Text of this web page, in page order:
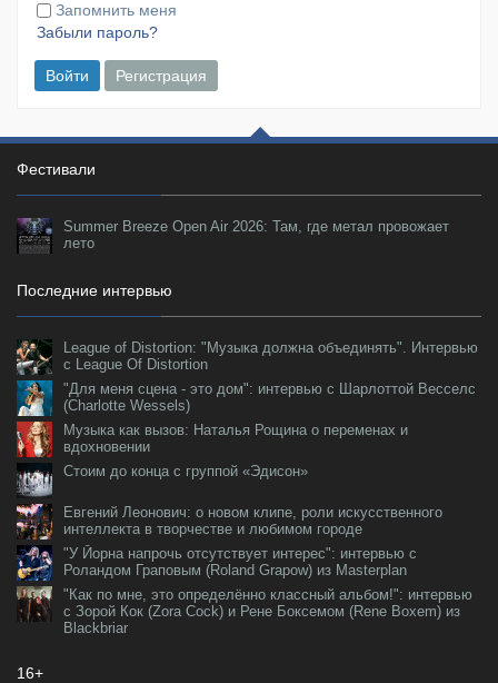
Запомнить меня
Забыли пароль?
Войти Регистрация
Фестивали
Summer Breeze Open Air 2026: Там, где метал провожает
лето
Последние интервью
League of Distortion: "Музыка должна объединять". Интервью
с League Of Distortion
"Для меня сцена - это дом": интервью с Шарлоттой Весселс
(Charlotte Wessels)
Музыка как вызов: Наталья Рощина о переменах и
вдохновении
Стоим до конца с группой «Эдисон»
Евгений Леонович: о новом клипе, роли искусственного
интеллекта в творчестве и любимом городе
"У Йорна напрочь отсутствует интерес": интервью с
Роландом Граповым (Roland Grapow) из Masterplan
"Как по мне, это определённо классный альбом!": интервью
с Зорой Кок (Zora Cock) и Рене Боксемом (Rene Boxem) из
Blackbriar
16+